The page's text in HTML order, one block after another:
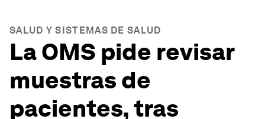
SALUD Y SISTEMAS DE SALUD
La OMS pide revisar
muestras de
pacientes, tras